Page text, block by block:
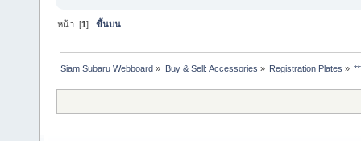
หน้า: [1]ขึ้นบน
Siam Subaru Webboard » Buy & Sell: Accessories » Registration Plates »